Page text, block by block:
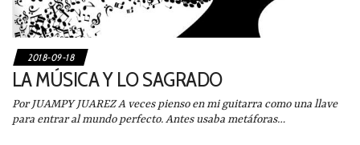
2018-09-18
LA MÚSICA Y LO SAGRADO
Por JUAMPY JUAREZ A veces pienso en mi guitarra como una llave
para entrar al mundo perfecto. Antes usaba metáforas…